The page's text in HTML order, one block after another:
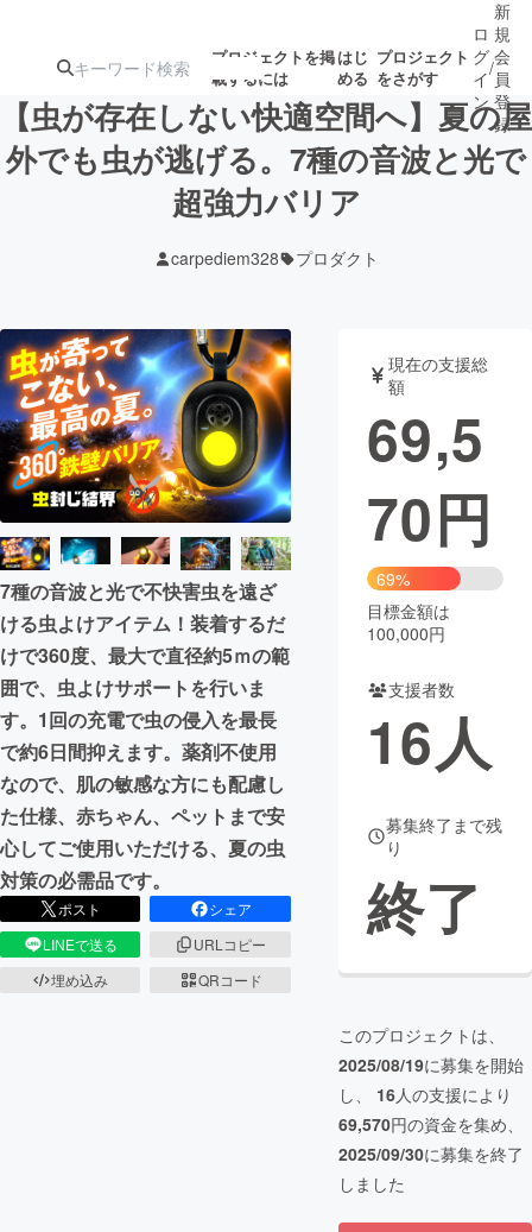
プロジェクトを掲
載するには
はじ
める
プロジェクト
をさがす
注目の新着プロ募集終了が近いプ
テクノロジー・ガジェット
映像・映画 書籍・雑誌
ビジネス・起業 チャレンジ
まちづくり・地域活性化
CAMPFIRE for Social Good CAMPFIRE Creation
CAMPFIREふるさと納税
コミュニティ
ロ
グ
イ
ン
/
新
規
会
員
登
録
【虫が存在しない快適空間へ】夏の屋
外でも虫が逃げる。7種の音波と光で
超強力バリア
carpediem328 プロダクト
7種の音波と光で不快害虫を遠ざ
ける虫よけアイテム！装着するだ
けで360度、最大で直径約5ｍの範
囲で、虫よけサポートを行いま
す。1回の充電で虫の侵入を最長
で約6日間抑えます。薬剤不使用
なので、肌の敏感な方にも配慮し
た仕様、赤ちゃん、ペットまで安
心してご使用いただける、夏の虫
対策の必需品です。
ポスト
シェア
LINEで送る
URLコピー
埋め込み
QRコード
現在の支援総
額
69,5
70円
69%
目標金額は
100,000円
支援者数
16人
募集終了まで残
り
終了
このプロジェクトは、
2025/08/19に募集を開始
し、 16人の支援により
69,570円の資金を集め、
2025/09/30に募集を終了
しました